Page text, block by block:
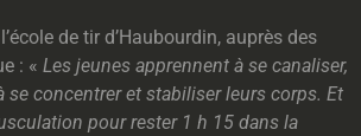
de tir d’Haubourdin, auprès des
: « Les jeunes apprennent à se canaliser,
se concentrer et stabiliser leurs corps. Et
pour rester 1 h 15 dans la